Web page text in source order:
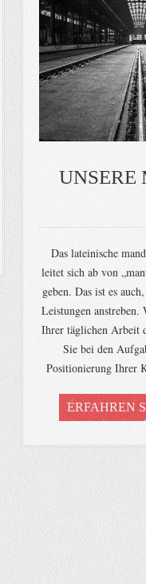
UNSERE
Das lateinische
leitet sich ab von
geben. Das ist es
Leistungen
Ihrer täglichen Arbeit
Sie bei den
Positionierung Ihrer
ERFAHREN